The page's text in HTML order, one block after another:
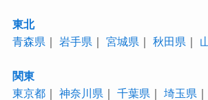
東北
青森県 ｜ 岩手県 ｜ 宮城県 ｜ 秋田県 ｜
関東
東京都｜ 神奈川県 ｜ 千葉県 ｜ 埼玉県 ｜